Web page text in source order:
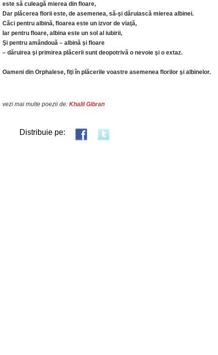
este să culeagă mierea din floare,
Dar plăcerea florii este, de asemenea, să-şi dăruiască mierea albinei.
Căci pentru albină, floarea este un izvor de viaţă,
Iar pentru floare, albina este un sol al iubirii,
Şi pentru amândouă – albină şi floare
– dăruirea şi primirea plăcerii sunt deopotrivă o nevoie şi o extaz.
Oameni din Orphalese, fiţi în plăcerile voastre asemenea florilor şi albinelor.
vezi mai multe poezii de: Khalil Gibran
Distribuie pe: